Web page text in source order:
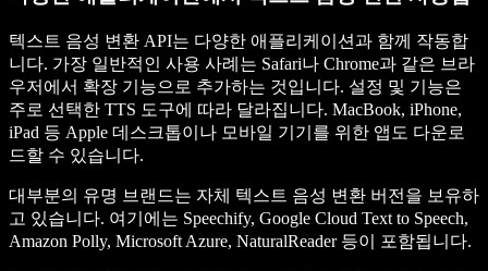
텍스트 음성 변환 API는 다양한 애플리케이션과 함께 작동합
니다. 가장 일반적인 사용 사례는 Safari나 Chrome과 같은 브라
우저에서 확장 기능으로 추가하는 것입니다. 설정 및 기능은
주로 선택한 TTS 도구에 따라 달라집니다. MacBook, iPhone,
iPad 등 Apple 데스크톱이나 모바일 기기를 위한 앱도 다운로
드할 수 있습니다.
대부분의 유명 브랜드는 자체 텍스트 음성 변환 버전을 보유하
고 있습니다. 여기에는 Speechify, Google Cloud Text to Speech,
Amazon Polly, Microsoft Azure, NaturalReader 등이 포함됩니다.